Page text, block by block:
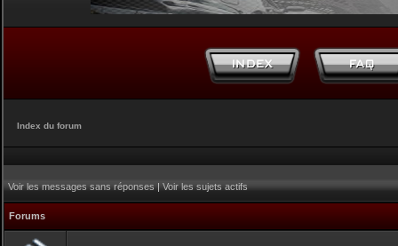
Index du forum
Voir les messages sans réponses|Voir les sujets actifs
Forums